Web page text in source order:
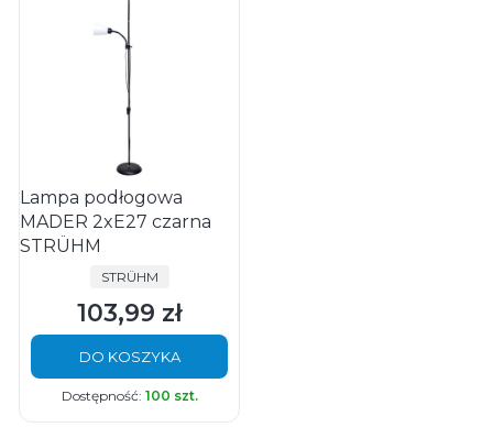
Lampa podłogowa
MADER 2xE27 czarna
STRÜHM
PRODUCENT
STRÜHM
Cena
103,99 zł
DO KOSZYKA
Dostępność: 100 szt.